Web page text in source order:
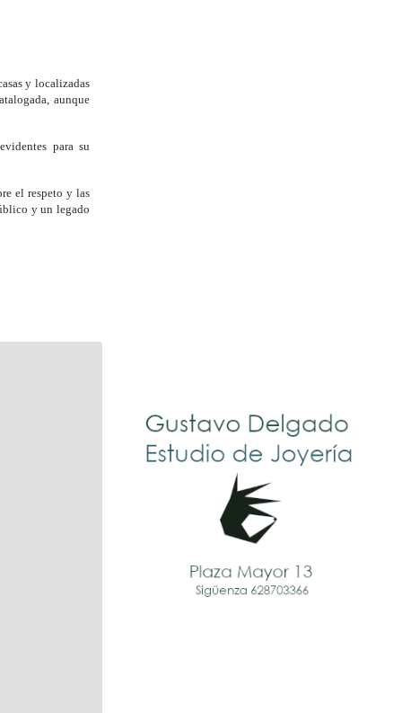
y localizadas
aunque
para su
el respeto y las
y un legado